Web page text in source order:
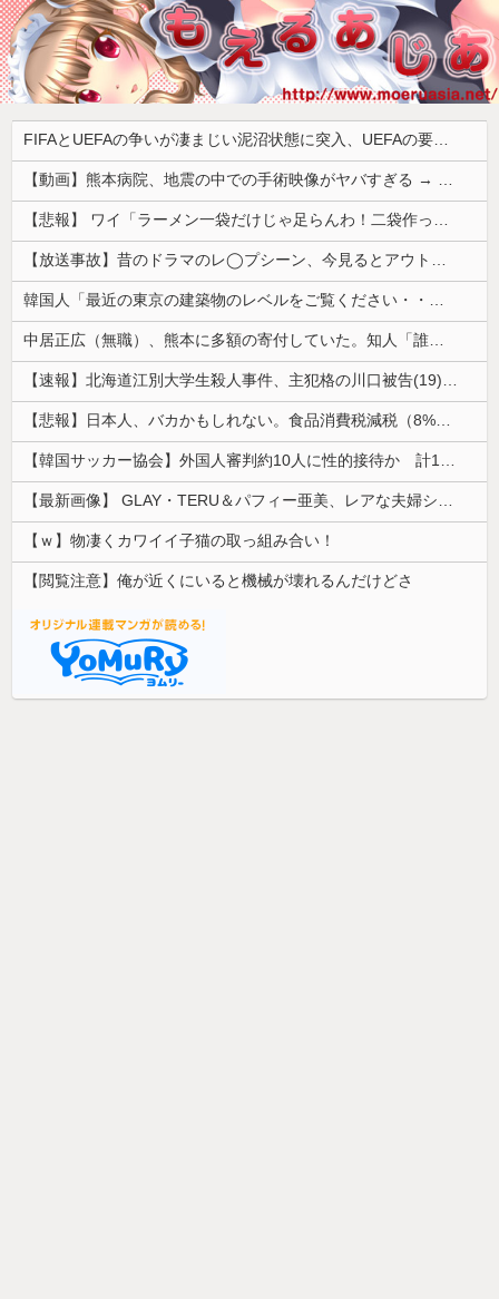
FIFAとUEFAの争いが凄まじい泥沼状態に突入、UEFAの要求を呑んだFIFAだったがUEFA側は強硬姿勢を崩さず……
【動画】熊本病院、地震の中での手術映像がヤバすぎる → 医療機器が飛び交う激震の中で患者を全身で庇う医師らの咄嗟の行動に世界中から絶賛の嵐
【悲報】 ワイ「ラーメン一袋だけじゃ足らんわ！二袋作ったろ！」→結果ｗｗｗ
【放送事故】昔のドラマのレ◯プシーン、今見るとアウトすぎる・・・
韓国人「最近の東京の建築物のレベルをご覧ください・・・」
中居正広（無職）、熊本に多額の寄付していた。知人「誰にも知られなくてもいい、と公表してない」
【速報】北海道江別大学生殺人事件、主犯格の川口被告(19)に無期懲役の判決
【悲報】日本人、バカかもしれない。食品消費税減税（8%→1%）に93.2%の国民が賛成してしまう
【韓国サッカー協会】外国人審判約10人に性的接待か 計1496回、約2億ウォン（約2200万円）
【最新画像】 GLAY・TERU＆パフィー亜美、レアな夫婦ショットを公開してしまう！
【ｗ】物凄くカワイイ子猫の取っ組み合い！
【閲覧注意】俺が近くにいると機械が壊れるんだけどさ